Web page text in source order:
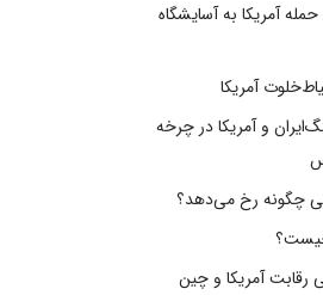
آمریکا به آسایشگاه
آمریکا
و آمریکا در چرخه
چگونه رخ می‌دهد؟
رقابت آمریکا و چین